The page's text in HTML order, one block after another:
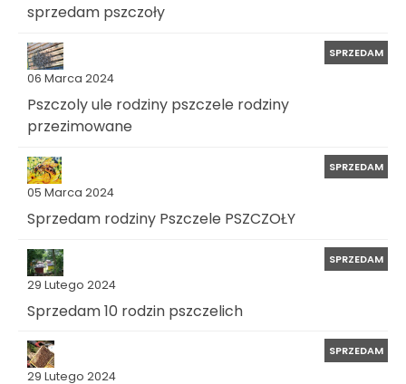
sprzedam pszczoły
06 Marca 2024
SPRZEDAM
Pszczoly ule rodziny pszczele rodziny
przezimowane
05 Marca 2024
SPRZEDAM
Sprzedam rodziny Pszczele PSZCZOŁY
29 Lutego 2024
SPRZEDAM
Sprzedam 10 rodzin pszczelich
29 Lutego 2024
SPRZEDAM